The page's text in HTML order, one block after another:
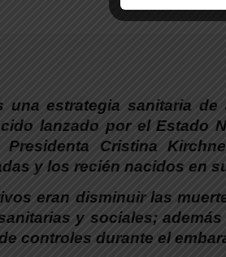
una estrategia sanitaria
lanzado por el Estado
Presidenta Cristina
y los recién nacidos en
eran disminuir las
y sociales;
controles durante el